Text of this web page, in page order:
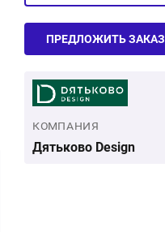
ПРЕДЛОЖИТЬ ЗАКАЗ
КОМПАНИЯ
Дятьково Design